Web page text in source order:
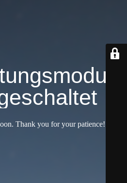
Thank you for your patience!